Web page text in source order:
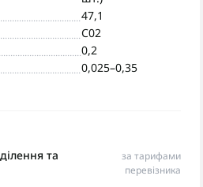
47,1
C02
0,2
0,025–0,35
та
за тарифами
перевізника